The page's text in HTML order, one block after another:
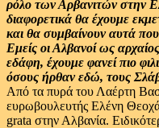
ρόλο των Αρβανιτών στην
διαφορετικά θα έχουμε
και θα συμβαίνουν αυτά
Εμείς οι Αλβανοί ως
εδάφη, έχουμε φανεί πιο
όσους ήρθαν εδώ, τους
Από τα πυρά του Λαέρτη
ευρωβουλευτής Ελένη
grata στην Αλβανία.